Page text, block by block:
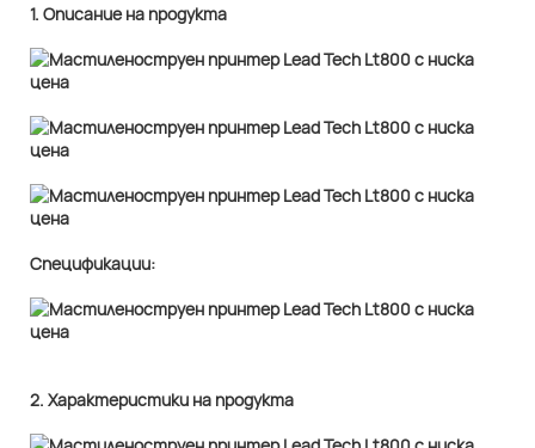
1. Описание на продукта
Спецификации:
2. Характеристики на продукта